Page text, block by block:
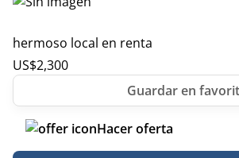
hermoso local en renta
US$2,300
Hacer oferta